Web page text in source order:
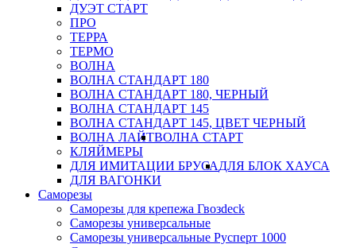
ДУЭТ СТАРТ
ПРО
ТЕРРА
ТЕРМО
ВОЛНА
ВОЛНА СТАНДАРТ 180
ВОЛНА СТАНДАРТ 180, ЧЕРНЫЙ
ВОЛНА СТАНДАРТ 145
ВОЛНА СТАНДАРТ 145, ЦВЕТ ЧЕРНЫЙ
ВОЛНА ЛАЙТВОЛНА СТАРТ
КЛЯЙМЕРЫ
ДЛЯ ИМИТАЦИИ БРУСАДЛЯ БЛОК ХАУСА
ДЛЯ ВАГОНКИ
Саморезы
Саморезы для крепежа Гвозdeck
Саморезы универсальные
Саморезы универсальные Русперт 1000